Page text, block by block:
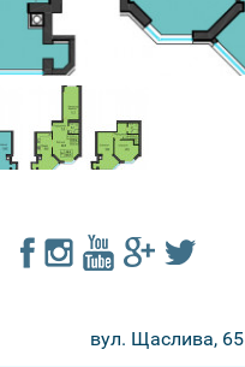
вул. Щаслива, 65